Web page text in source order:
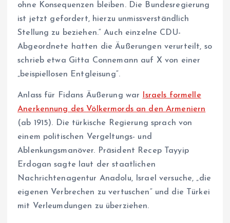
ohne Konsequenzen bleiben. Die Bundesregierung
ist jetzt gefordert, hierzu unmissverständlich
Stellung zu beziehen.“ Auch einzelne CDU-
Abgeordnete hatten die Äußerungen verurteilt, so
schrieb etwa Gitta Connemann auf X von einer
„beispiellosen Entgleisung“.
Anlass für Fidans Äußerung war
Israels formelle
Anerkennung des Völkermords an den Armeniern
(ab 1915). Die türkische Regierung sprach von
einem politischen Vergeltungs- und
Ablenkungsmanöver. Präsident Recep Tayyip
Erdogan sagte laut der staatlichen
Nachrichtenagentur Anadolu, Israel versuche, „die
eigenen Verbrechen zu vertuschen“ und die Türkei
mit Verleumdungen zu überziehen.